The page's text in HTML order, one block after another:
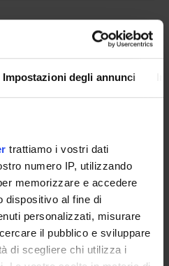
Impostazioni degli annunci
trattiamo i vostri dati
numero IP, utilizzando
memorizzare e accedere
dispositivo al fine di
personalizzati, misurare
il pubblico e sviluppare
di scegliere chi utilizza i